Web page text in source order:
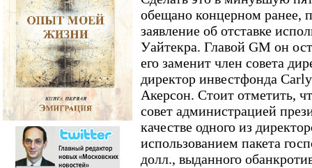
обещано концерном ранее,
заявление об отставке
Уайтекра. Главой GM он
его заменит член совета
директор инвестфонда
Акерсон. Стоит отметить,
совет администрацией
качестве одного из
использованием пакета
долл., выданного